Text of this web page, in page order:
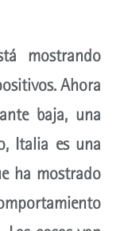
mostrando
Ahora
baja, una
Italia es una
ha mostrado